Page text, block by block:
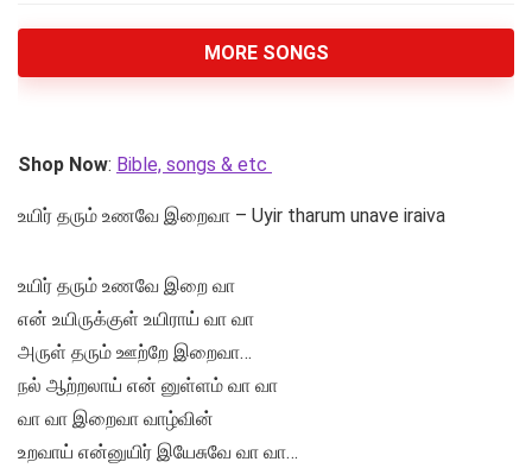
MORE SONGS
Shop Now: Bible, songs & etc
உயிர் தரும் உணவே இறைவா – Uyir tharum unave iraiva
உயிர் தரும் உணவே இறை வா
என் உயிருக்குள் உயிராய் வா வா
அருள் தரும் ஊற்றே இறைவா…
நல் ஆற்றலாய் என் னுள்ளம் வா வா
வா வா இறைவா வாழ்வின்
உறவாய் என்னுயிர் இயேசுவே வா வா…